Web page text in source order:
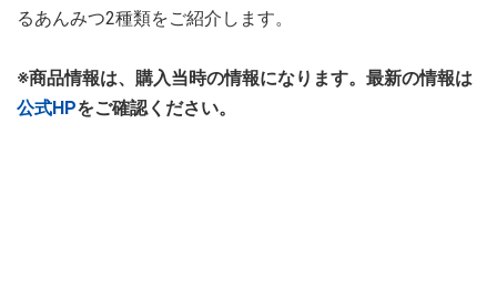
るあんみつ2種類をご紹介します。
※商品情報は、購入当時の情報になります。最新の情報は
公式HPをご確認ください。